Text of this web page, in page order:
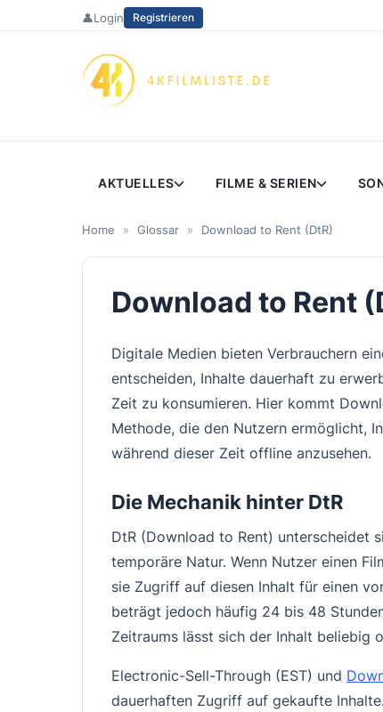
👤Login Registrieren
AKTUELLES FILME & SERIEN
Home » Glossar » Download to Rent (DtR)
Download to Rent
Digitale Medien bieten Verbrauchern
entscheiden, Inhalte dauerhaft zu
Zeit zu konsumieren. Hier kommt
Methode, die den Nutzern ermöglicht,
während dieser Zeit offline anzusehen.
Die Mechanik hinter DtR
DtR (Download to Rent) unterscheidet
temporäre Natur. Wenn Nutzer einen
sie Zugriff auf diesen Inhalt für einen
beträgt jedoch häufig 24 bis 48
Zeitraums lässt sich der Inhalt beliebig
Electronic-Sell-Through (EST) und
dauerhaften Zugriff auf gekaufte